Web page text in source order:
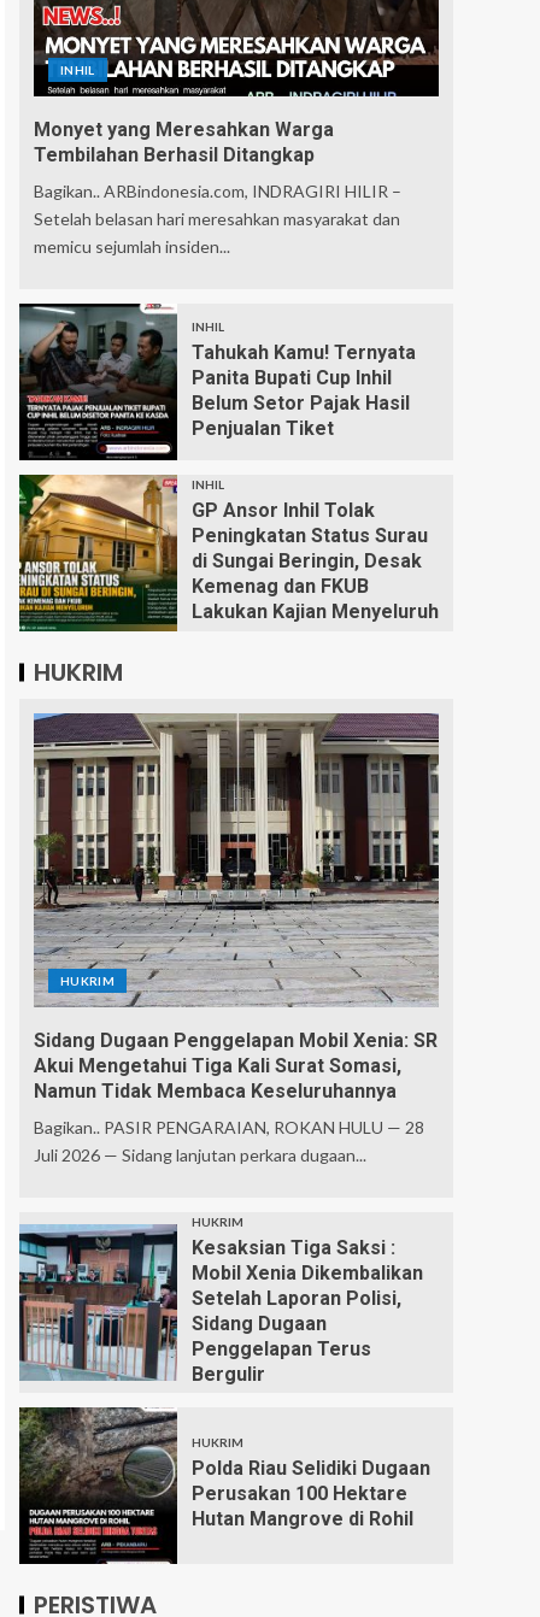
INHIL
Monyet yang Meresahkan Warga
Tembilahan Berhasil Ditangkap
Bagikan.. ARBindonesia.com, INDRAGIRI HILIR –
Setelah belasan hari meresahkan masyarakat dan
memicu sejumlah insiden...
INHIL
Tahukah Kamu! Ternyata
Panita Bupati Cup Inhil
Belum Setor Pajak Hasil
Penjualan Tiket
INHIL
GP Ansor Inhil Tolak
Peningkatan Status Surau
di Sungai Beringin, Desak
Kemenag dan FKUB
Lakukan Kajian Menyeluruh
HUKRIM
HUKRIM
Sidang Dugaan Penggelapan Mobil Xenia: SR
Akui Mengetahui Tiga Kali Surat Somasi,
Namun Tidak Membaca Keseluruhannya
Bagikan.. PASIR PENGARAIAN, ROKAN HULU — 28
Juli 2026 — Sidang lanjutan perkara dugaan...
HUKRIM
Kesaksian Tiga Saksi :
Mobil Xenia Dikembalikan
Setelah Laporan Polisi,
Sidang Dugaan
Penggelapan Terus
Bergulir
HUKRIM
Polda Riau Selidiki Dugaan
Perusakan 100 Hektare
Hutan Mangrove di Rohil
PERISTIWA